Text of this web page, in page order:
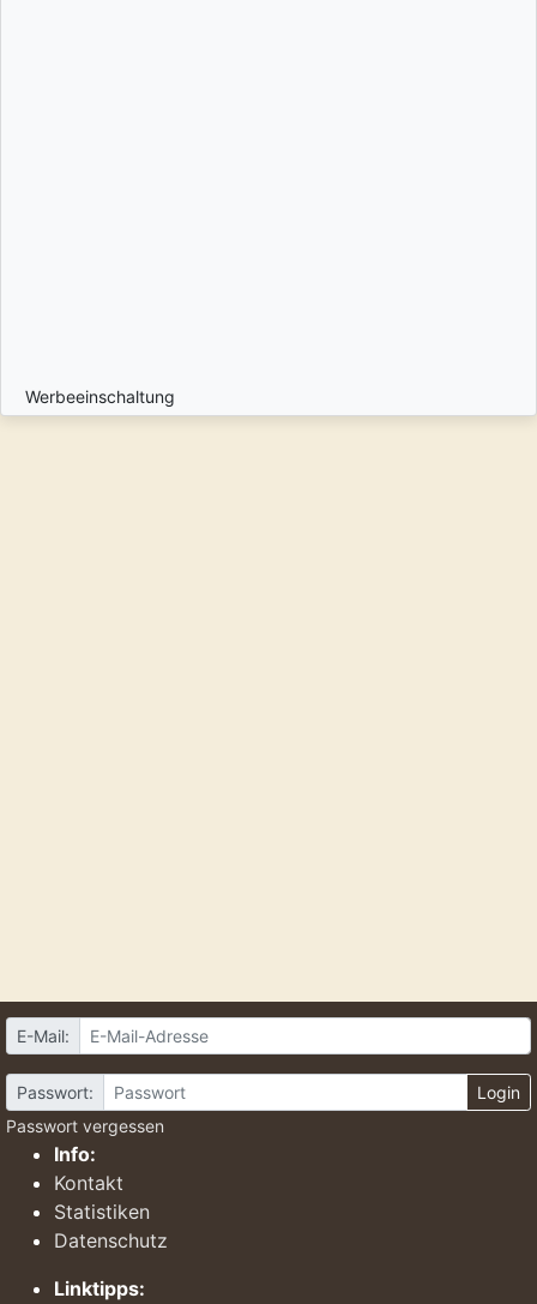
Werbeeinschaltung
E-Mail:
Passwort:
Login
Passwort vergessen
Info:
Kontakt
Statistiken
Datenschutz
Linktipps: